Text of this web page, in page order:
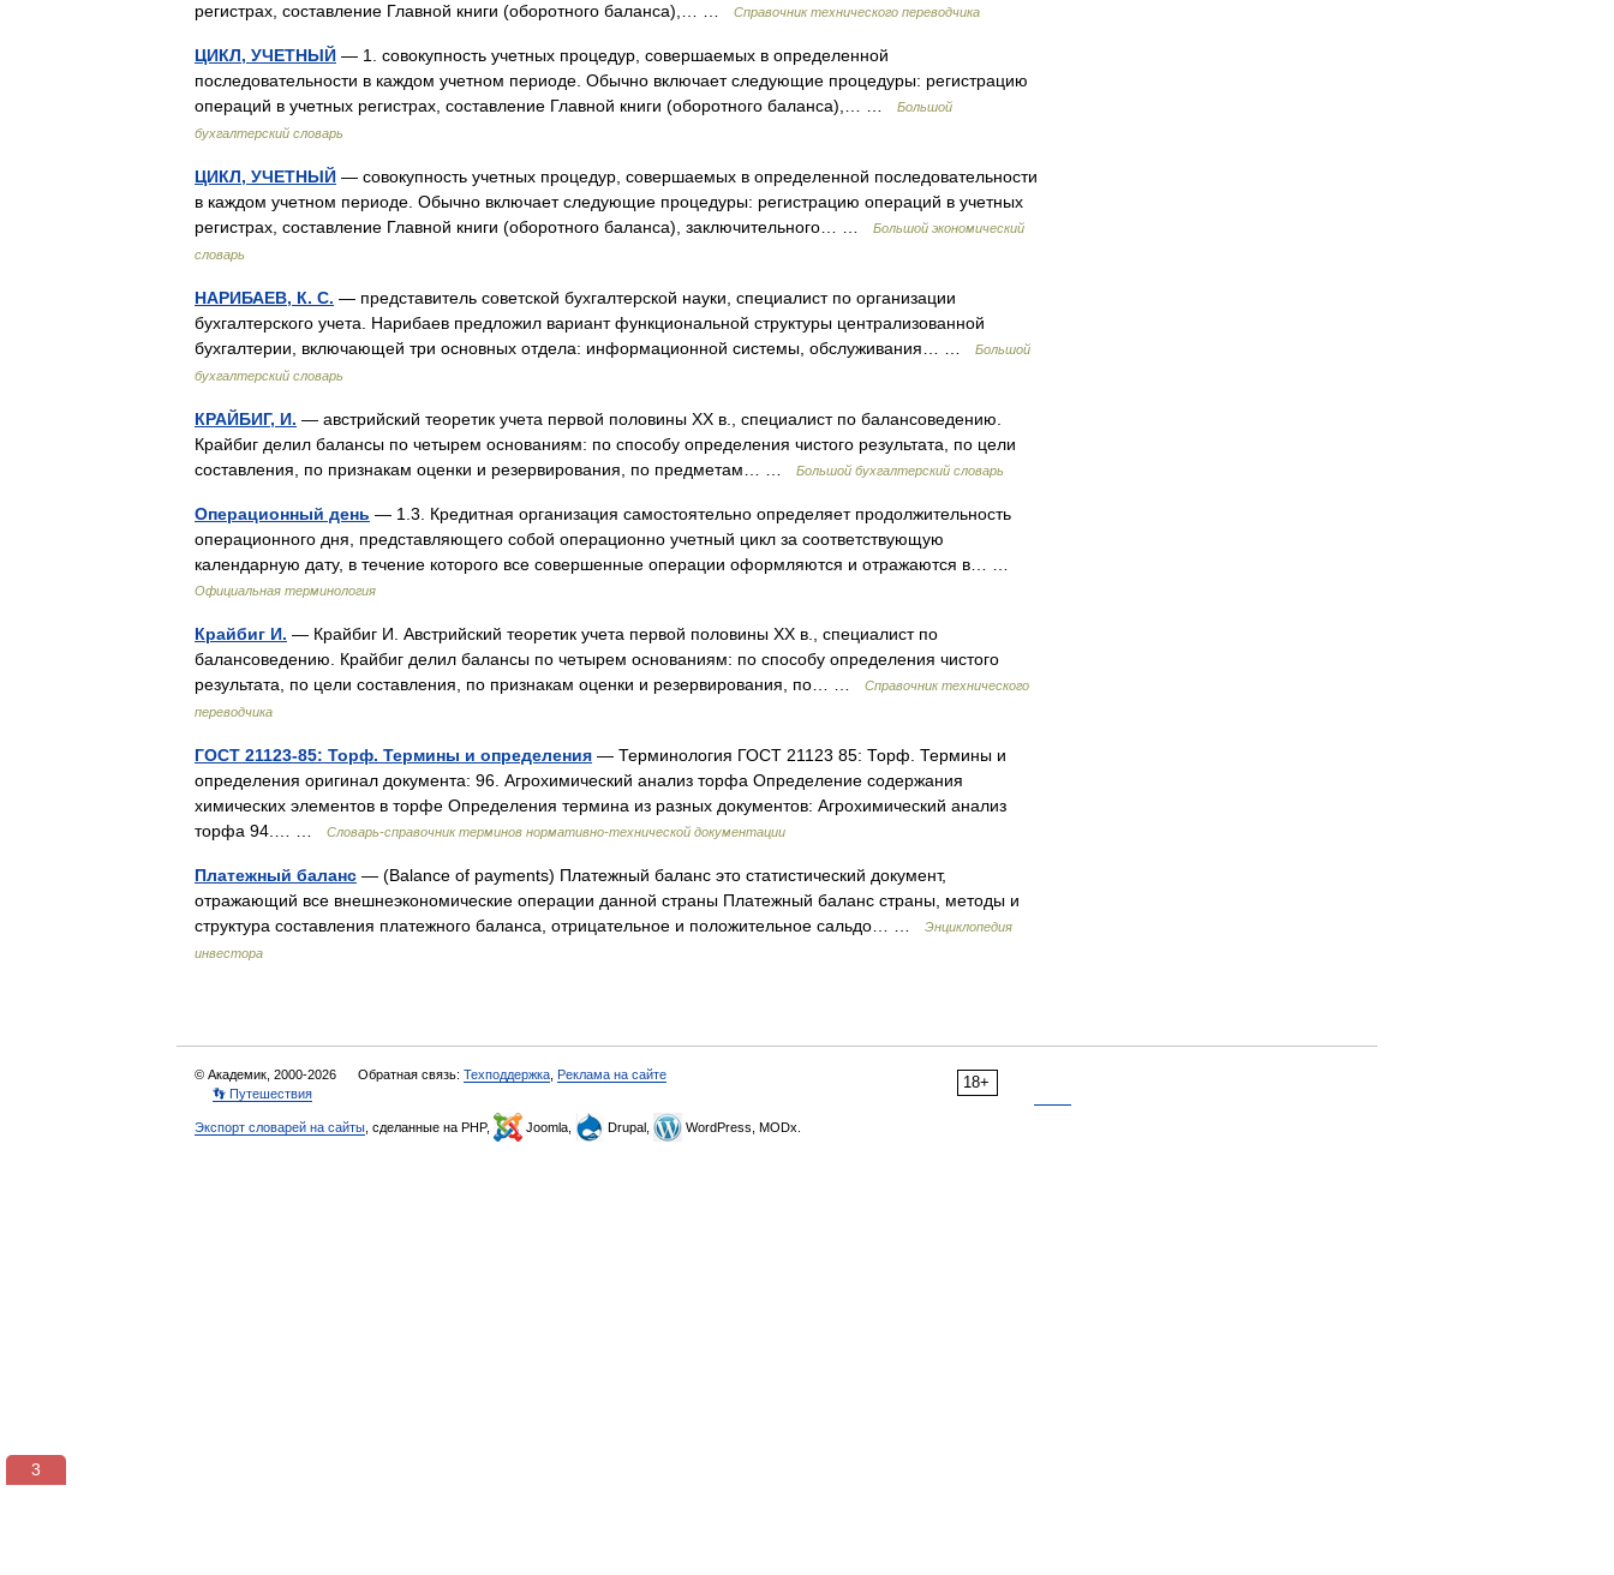
регистрах, составление Главной книги (оборотного баланса),… …
Справочник технического переводчика
ЦИКЛ, УЧЕТНЫЙ — 1. совокупность учетных процедур, совершаемых в определенной
последовательности в каждом учетном периоде. Обычно включает следующие процедуры: регистрацию
операций в учетных регистрах, составление Главной книги (оборотного баланса),… …
Большой
бухгалтерский словарь
ЦИКЛ, УЧЕТНЫЙ — совокупность учетных процедур, совершаемых в определенной последовательности
в каждом учетном периоде. Обычно включает следующие процедуры: регистрацию операций в учетных
регистрах, составление Главной книги (оборотного баланса), заключительного… …
Большой экономический
словарь
НАРИБАЕВ, К. С. — представитель советской бухгалтерской науки, специалист по организации
бухгалтерского учета. Нарибаев предложил вариант функциональной структуры централизованной
бухгалтерии, включающей три основных отдела: информационной системы, обслуживания… …
Большой
бухгалтерский словарь
КРАЙБИГ, И. — австрийский теоретик учета первой половины XX в., специалист по балансоведению.
Крайбиг делил балансы по четырем основаниям: по способу определения чистого результата, по цели
составления, по признакам оценки и резервирования, по предметам… …
Большой бухгалтерский словарь
Операционный день — 1.3. Кредитная организация самостоятельно определяет продолжительность
операционного дня, представляющего собой операционно учетный цикл за соответствующую
календарную дату, в течение которого все совершенные операции оформляются и отражаются в… …
Официальная терминология
Крайбиг И. — Крайбиг И. Австрийский теоретик учета первой половины XX в., специалист по
балансоведению. Крайбиг делил балансы по четырем основаниям: по способу определения чистого
результата, по цели составления, по признакам оценки и резервирования, по… …
Справочник технического
переводчика
ГОСТ 21123-85: Торф. Термины и определения — Терминология ГОСТ 21123 85: Торф. Термины и
определения оригинал документа: 96. Агрохимический анализ торфа Определение содержания
химических элементов в торфе Определения термина из разных документов: Агрохимический анализ
торфа 94.… …
Словарь-справочник терминов нормативно-технической документации
Платежный баланс — (Balance of payments) Платежный баланс это статистический документ,
отражающий все внешнеэкономические операции данной страны Платежный баланс страны, методы и
структура составления платежного баланса, отрицательное и положительное сальдо… …
Энциклопедия
инвестора
18+
© Академик, 2000-2026 Обратная связь: Техподдержка Реклама на сайте
👣 Путешествия
Экспорт словарей на сайты , сделанные на PHP, Joomla, Drupal, WordPress, MODx.
3